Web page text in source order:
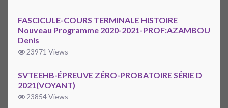
FASCICULE-COURS TERMINALE HISTOIRE
Nouveau Programme 2020-2021-PROF:AZAMBOU
Denis
23971 Views
SVTEEHB-ÉPREUVE ZÉRO-PROBATOIRE SÉRIE D
2021(VOYANT)
23854 Views